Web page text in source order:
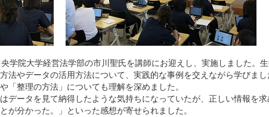
学院大学経営法学部の市川聖氏を講師にお迎えし、実施しました。
法やデータの活用方法について、実践的な事例を交えながら学びま
「整理の方法」についても理解を深めました。
データを見て納得したような気持ちになっていたが、正しい情報を
が分かった。」といった感想が寄せられました。